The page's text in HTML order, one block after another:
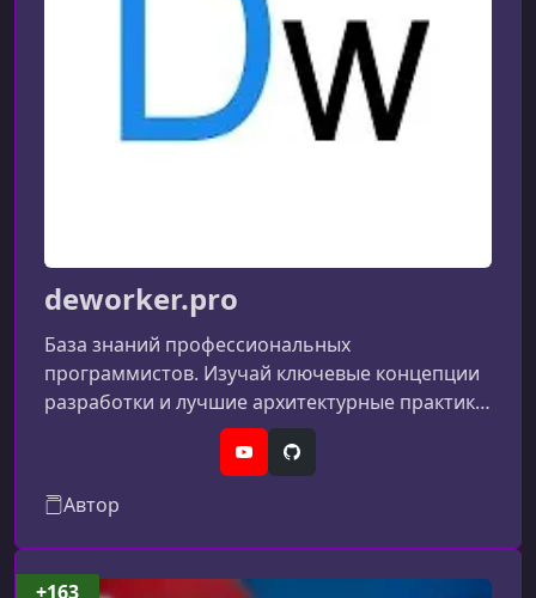
deworker.pro
База знаний профессиональных
программистов. Изучай ключевые концепции
разработки и лучшие архитектурные практики
в нашей базе знаний по материалам от
действующих программистов. Применяй
новые знания сразу на практике, участвуя на
наших совместных практикумах, мастер-
классах и хакатонах.
YouTubeGitHub
Автор
+163